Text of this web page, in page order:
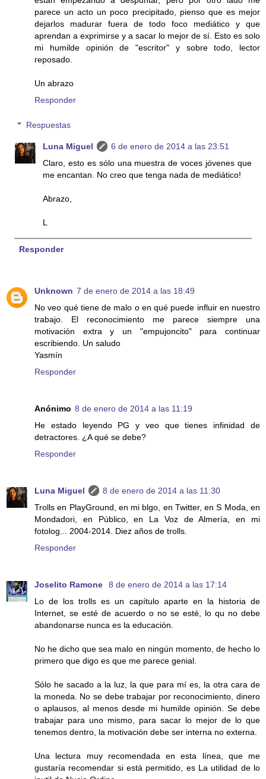
parece un acto un poco precipitado, pienso que es mejor
dejarlos madurar fuera de todo foco mediático y que
aprendan a exprimirse y a sacar lo mejor de sí. Esto es solo
mi humilde opinión de "escritor" y sobre todo, lector
reposado.
Un abrazo
Responder
Respuestas
Luna Miguel
6 de enero de 2014 a las 23:51
Claro, esto es sólo una muestra de voces jóvenes que
me encantan. No creo que tenga nada de mediático!
Abrazo,
L
Responder
Unknown 7 de enero de 2014 a las 18:49
No veo qué tiene de malo o en qué puede influir en nuestro
trabajo. El reconocimiento me parece siempre una
motivación extra y un "empujoncito" para continuar
escribiendo. Un saludo
Yasmín
Responder
Anónimo 8 de enero de 2014 a las 11:19
He estado leyendo PG y veo que tienes infinidad de
detractores. ¿A qué se debe?
Responder
Luna Miguel
8 de enero de 2014 a las 11:30
Trolls en PlayGround, en mi blgo, en Twitter, en S Moda, en
Mondadori, en Público, en La Voz de Almería, en mi
fotolog... 2004-2014. Diez años de trolls.
Responder
Joselito Ramone
8 de enero de 2014 a las 17:14
Lo de los trolls es un capítulo aparte en la historia de
Internet, se esté de acuerdo o no se esté, lo qu no debe
abandonarse nunca es la educación.
No he dicho que sea malo en ningún momento, de hecho lo
primero que digo es que me parece genial.
Sólo he sacado a la luz, la que para mí es, la otra cara de
la moneda. No se debe trabajar por reconocimiento, dinero
o aplausos, al menos desde mi humilde opinión. Se debe
trabajar para uno mismo, para sacar lo mejor de lo que
tenemos dentro, la motivación debe ser interna no externa.
Una lectura muy recomendada en esta línea, que me
gustaría recomendar si está permitido, es La utilidad de lo